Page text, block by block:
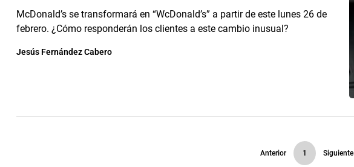
McDonald’s se transformará en “WcDonald’s” a partir de este lunes 26 de
febrero. ¿Cómo responderán los clientes a este cambio inusual?
Jesús Fernández Cabero
Anterior 1 Siguiente